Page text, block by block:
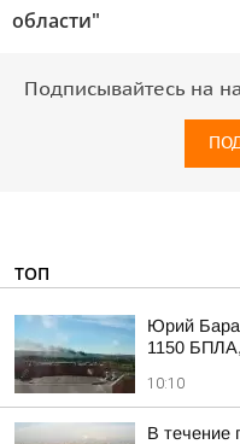
области"
Подписывайтесь на
ТОП
Юрий
1150
10:10
В течение